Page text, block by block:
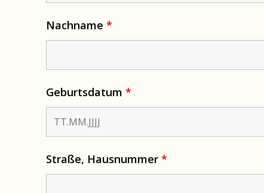
Nachname *
Geburtsdatum *
Straße, Hausnummer *